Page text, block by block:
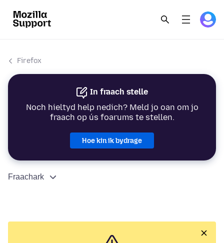
Firefox
In fraach stelle
Noch hieltyd help nedich? Meld jo oan om jo
fraach op ús foarums te stellen.
Hoe kin ik bydrage
Fraachark